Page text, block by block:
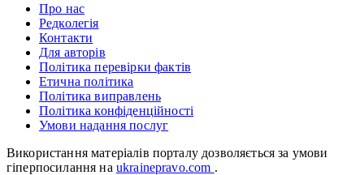
Про нас
Редколегія
Контакти
Для авторів
Політика перевірки фактів
Етична політика
Політика виправлень
Політика конфіденційності
Умови надання послуг
Використання матеріалів порталу дозволяється за умови
гіперпосилання на ukrainepravo.com .